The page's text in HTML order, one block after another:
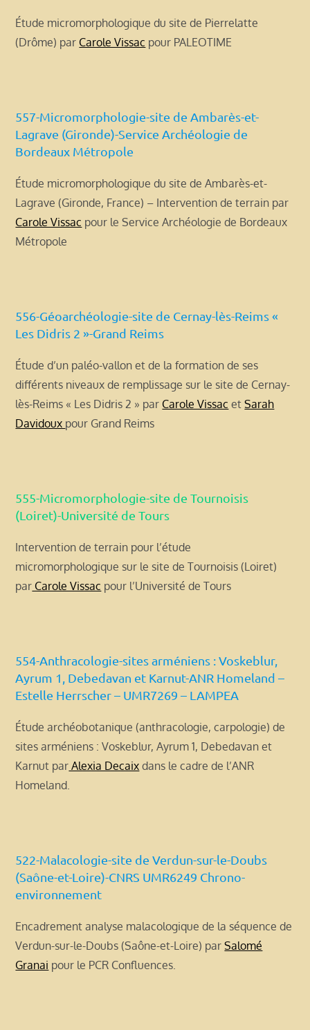
Étude micromorphologique du site de Pierrelatte
(Drôme) par Carole Vissac pour PALEOTIME
557-Micromorphologie-site de Ambarès-et-
Lagrave (Gironde)-Service Archéologie de
Bordeaux Métropole
Étude micromorphologique du site de Ambarès-et-
Lagrave (Gironde, France) – Intervention de terrain par
Carole Vissac pour le Service Archéologie de Bordeaux
Métropole
556-Géoarchéologie-site de Cernay-lès-Reims «
Les Didris 2 »-Grand Reims
Étude d’un paléo-vallon et de la formation de ses
différents niveaux de remplissage sur le site de Cernay-
lès-Reims « Les Didris 2 » par Carole Vissac etSarah
Davidoux pour Grand Reims
555-Micromorphologie-site de Tournoisis
(Loiret)-Université de Tours
Intervention de terrain pour l’étude
micromorphologique sur le site de Tournoisis (Loiret)
par Carole Vissac pour l’Université de Tours
554-Anthracologie-sites arméniens : Voskeblur,
Ayrum 1, Debedavan et Karnut-ANR Homeland –
Estelle Herrscher – UMR7269 – LAMPEA
Étude archéobotanique (anthracologie, carpologie) de
sites arméniens : Voskeblur, Ayrum 1, Debedavan et
Karnut par Alexia Decaix dans le cadre de l’ANR
Homeland.
522-Malacologie-site de Verdun-sur-le-Doubs
(Saône-et-Loire)-CNRS UMR6249 Chrono-
environnement
Encadrement analyse malacologique de la séquence de
Verdun-sur-le-Doubs (Saône-et-Loire) parSalomé
Granai pour le PCR Confluences.